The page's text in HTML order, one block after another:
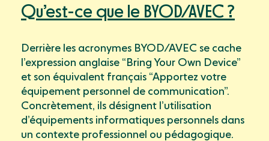
Qu’est-ce que le BYOD/AVEC ?
Derrière les acronymes BYOD/AVEC se cache
l’expression anglaise “Bring Your Own Device”
et son équivalent français “Apportez votre
équipement personnel de communication”.
Concrètement, ils désignent l’utilisation
d’équipements informatiques personnels dans
un contexte professionnel ou pédagogique.